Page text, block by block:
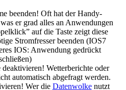
beenden! Oft hat der Handy-
er grad alles an Anwendungen
auf die Taste zeigt diese
Stromfresser beenden (IOS7
IOS: Anwendung gedrückt
Wetterberichte oder
automatisch abgefragt werden.
Wer die Datenwolkenutzt